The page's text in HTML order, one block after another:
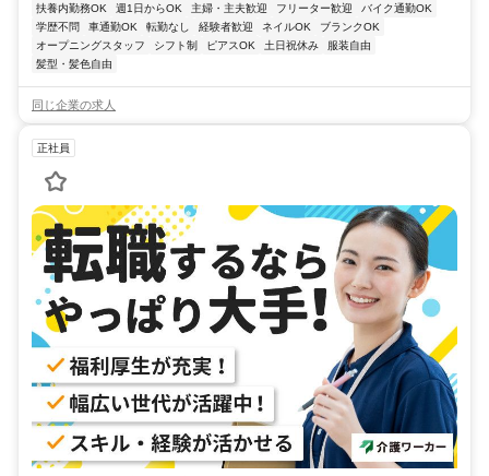
扶養内勤務OK 週1日からOK 主婦・主夫歓迎 フリーター歓迎
バイク通勤OK
学歴不問
車通勤OK 転勤なし 経験者歓迎 ネイルOK
ブランクOK
オープニングスタッフ
シフト制 ピアスOK 土日祝休み
服装自由
髪型・髪色自由
同じ企業の求人
正社員